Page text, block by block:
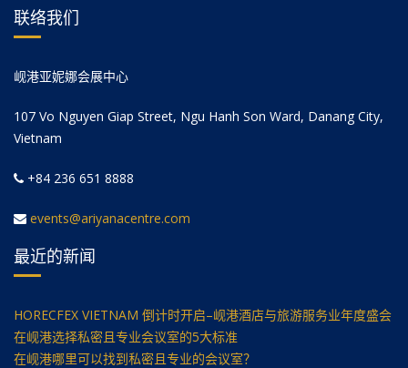
联络我们
岘港亚妮娜会展中心
107 Vo Nguyen Giap Street, Ngu Hanh Son Ward, Danang City,
Vietnam
+84 236 651 8888
events@ariyanacentre.com
最近的新闻
HORECFEX VIETNAM 倒计时开启–岘港酒店与旅游服务业年度盛会
在岘港选择私密且专业会议室的5大标准
在岘港哪里可以找到私密且专业的会议室？